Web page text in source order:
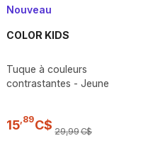
Nouveau
COLOR KIDS
Tuque à couleurs
contrastantes - Jeune
15,89C$ 29,99C$